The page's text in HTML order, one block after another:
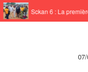
Sckan 6 : ‎La première